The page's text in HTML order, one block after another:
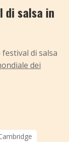
di salsa in
di salsa
dei